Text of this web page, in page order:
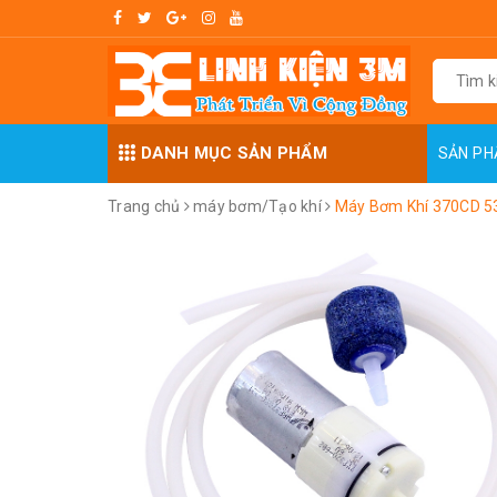
DANH MỤC SẢN PHẨM SẢN
Trang chủ máy bơm/Tạo khí Máy Bơm Khí 370CD